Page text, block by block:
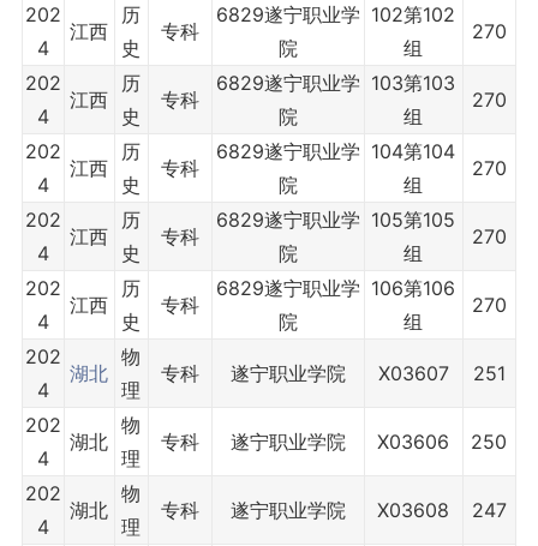
202
4
江西
历
史
专科
6829遂宁职业学
院
102第102
组
270
202
4
江西
历
史
专科
6829遂宁职业学
院
103第103
组
270
202
4
江西
历
史
专科
6829遂宁职业学
院
104第104
组
270
202
4
江西
历
史
专科
6829遂宁职业学
院
105第105
组
270
202
4
江西
历
史
专科
6829遂宁职业学
院
106第106
组
270
202
4
湖北
物
理
专科 遂宁职业学院 X03607 251
202
4
湖北
物
理
专科 遂宁职业学院 X03606 250
202
4
湖北
物
理
专科 遂宁职业学院 X03608 247